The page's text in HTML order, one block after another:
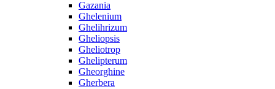
Gazania
Ghelenium
Ghelihrizum
Gheliopsis
Gheliotrop
Ghelipterum
Gheorghine
Gherbera